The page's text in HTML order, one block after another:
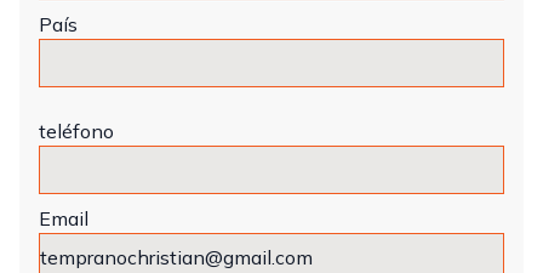
País
teléfono
Email